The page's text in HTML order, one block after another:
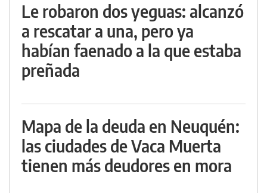
Le robaron dos yeguas: alcanzó
a rescatar a una, pero ya
habían faenado a la que estaba
preñada
Mapa de la deuda en Neuquén:
las ciudades de Vaca Muerta
tienen más deudores en mora